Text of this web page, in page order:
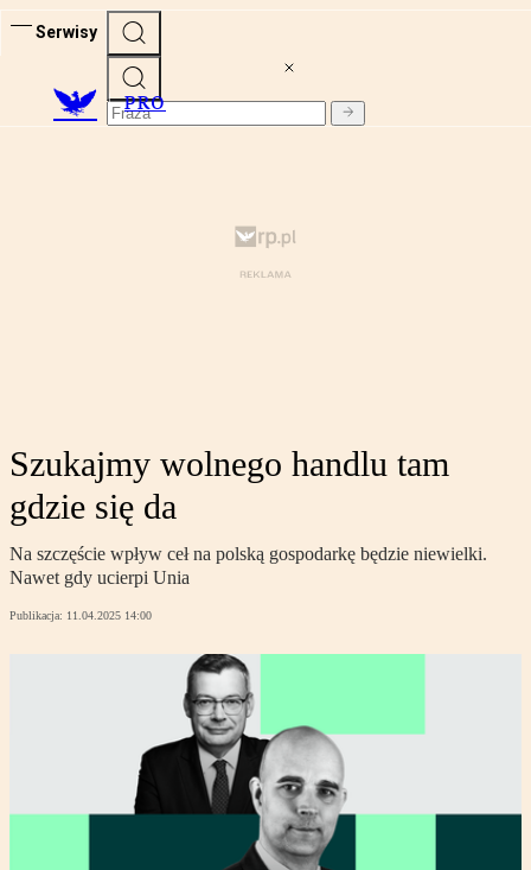
Serwisy
PRO
Szukajmy wolnego handlu tam
gdzie się da
Na szczęście wpływ ceł na polską gospodarkę będzie niewielki.
Nawet gdy ucierpi Unia
Publikacja: 11.04.2025 14:00